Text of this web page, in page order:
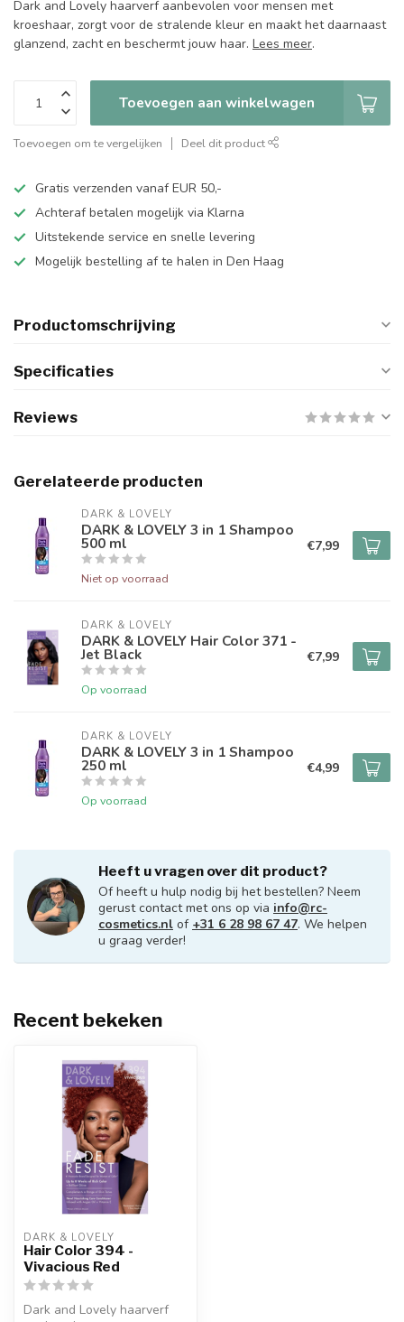
Dark and Lovely haarverf aanbevolen voor mensen met
kroeshaar, zorgt voor de stralende kleur en maakt het daarnaast
glanzend, zacht en beschermt jouw haar. Lees meer.
Toevoegen aan winkelwagen
Toevoegen om te vergelijken Deel dit product
Gratis verzenden vanaf EUR 50,-
Achteraf betalen mogelijk via Klarna
Uitstekende service en snelle levering
Mogelijk bestelling af te halen in Den Haag
Productomschrijving
Specificaties
Reviews
Gerelateerde producten
DARK & LOVELY
DARK & LOVELY 3 in 1 Shampoo
500 ml
Niet op voorraad
€7,99
DARK & LOVELY
DARK & LOVELY Hair Color 371 -
Jet Black
Op voorraad
€7,99
DARK & LOVELY
DARK & LOVELY 3 in 1 Shampoo
250 ml
Op voorraad
€4,99
Heeft u vragen over dit product?
Of heeft u hulp nodig bij het bestellen? Neem
gerust contact met ons op via info@rc-
cosmetics.nl of +31 6 28 98 67 47. We helpen
u graag verder!
Recent bekeken
DARK & LOVELY
Hair Color 394 -
Vivacious Red
Dark and Lovely haarverf